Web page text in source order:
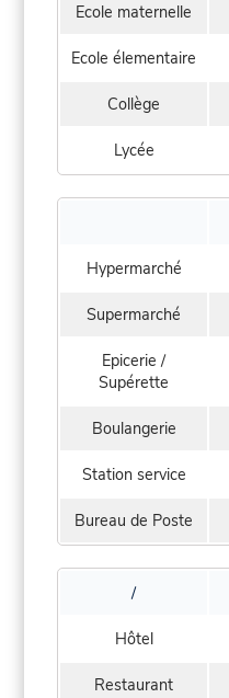
Ecole maternelle
Ecole élementaire
Collège
Lycée
Hypermarché
Supermarché
Epicerie /
Supérette
Boulangerie
Station service
Bureau de Poste
/
Hôtel
Restaurant